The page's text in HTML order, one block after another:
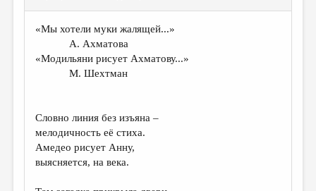
ЛИТСАЛОН
НОВОСТИ
ПРАВИЛА САЙТА
ИЗБРАННОЕ
ДАЙДЖЕСТ
ПРОИЗВЕДЕНИЯ
ПЕРЕВОДЫ
«Мы хотели муки жалящей...»
А. Ахматова
«Модильяни рисует Ахматову...»
М. Шехтман
Словно линия без изъяна –
мелодичность её стиха.
Амедео рисует Анну,
выясняется, на века.